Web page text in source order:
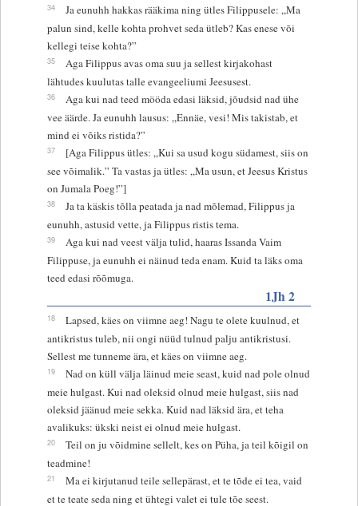
34
Ja eunuhh hakkas rääkima ning ütles Filippusele: „Ma
palun sind, kelle kohta prohvet seda ütleb? Kas enese või
kellegi teise kohta?”
35
Aga Filippus avas oma suu ja sellest kirjakohast
lähtudes kuulutas talle evangeeliumi Jeesusest.
36
Aga kui nad teed mööda edasi läksid, jõudsid nad ühe
vee äärde. Ja eunuhh lausus: „Ennäe, vesi! Mis takistab, et
mind ei võiks ristida?”
37
[Aga Filippus ütles: „Kui sa usud kogu südamest, siis on
see võimalik.” Ta vastas ja ütles: „Ma usun, et Jeesus Kristus
on Jumala Poeg!”]
38
Ja ta käskis tõlla peatada ja nad mõlemad, Filippus ja
eunuhh, astusid vette, ja Filippus ristis tema.
39
Aga kui nad veest välja tulid, haaras Issanda Vaim
Filippuse, ja eunuhh ei näinud teda enam. Kuid ta läks oma
teed edasi rõõmuga.
1Jh 2
18
Lapsed, käes on viimne aeg! Nagu te olete kuulnud, et
antikristus tuleb, nii ongi nüüd tulnud palju antikristusi.
Sellest me tunneme ära, et käes on viimne aeg.
19
Nad on küll välja läinud meie seast, kuid nad pole olnud
meie hulgast. Kui nad oleksid olnud meie hulgast, siis nad
oleksid jäänud meie sekka. Kuid nad läksid ära, et teha
avalikuks: ükski neist ei olnud meie hulgast.
20
Teil on ju võidmine sellelt, kes on Püha, ja teil kõigil on
teadmine!
21
Ma ei kirjutanud teile sellepärast, et te tõde ei tea, vaid
et te teate seda ning et ühtegi valet ei tule tõe seest.